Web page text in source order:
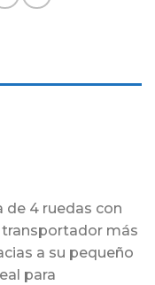
4 ruedas con
transportador más
a su pequeño
para